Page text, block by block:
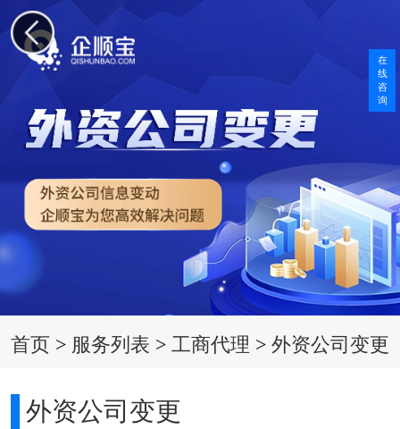
首页 > 服务列表 >工商代理 >外资公司变更
外资公司变更
在
线
咨
询